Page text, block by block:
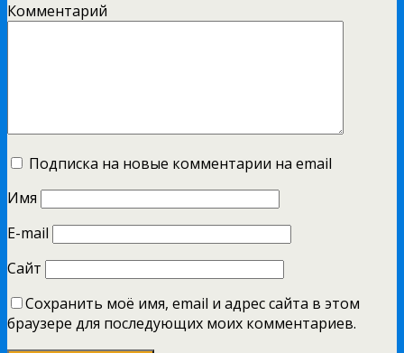
Комментарий
Подписка на новые комментарии на email
Имя
E-mail
Сайт
Сохранить моё имя, email и адрес сайта в этом
браузере для последующих моих комментариев.